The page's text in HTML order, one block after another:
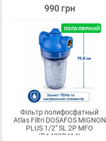
990 грн
ПОПУЛЯРНИЙ
Фільтр полифосфатный
Atlas Filtri DOSAFOS MIGNON
PLUS 1/2" SL 2P MFO
(RA403P414)